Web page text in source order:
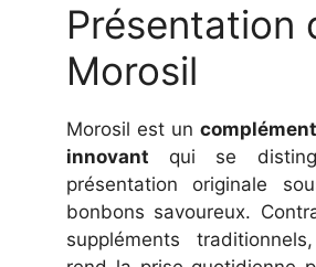
Présentation
Morosil
Morosil est un
innovant qui se
présentation originale
bonbons savoureux.
suppléments